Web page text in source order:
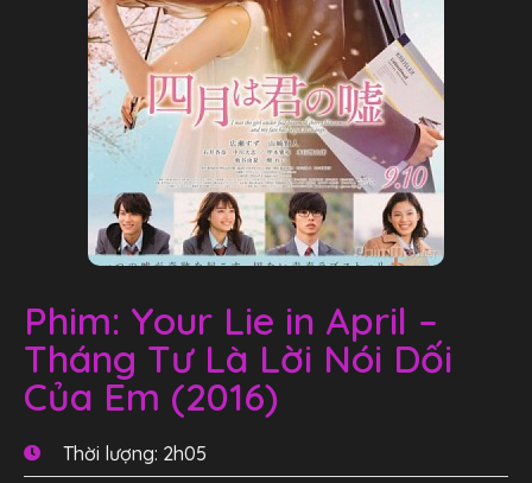
Phim: Your Lie in April –
Tháng Tư Là Lời Nói Dối
Của Em (2016)
Thời lượng: 2h05